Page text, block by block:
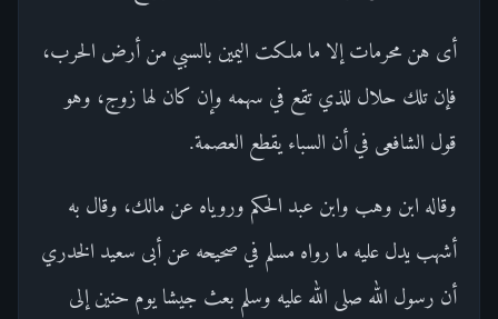
أى هن محرمات إلا ما ملكت اليمين بالسبي من أرض الحرب،
فإن تلك حلال للذي تقع في سهمه وإن كان لها زوج، وهو
قول الشافعى في أن السباء يقطع العصمة.
وقاله ابن وهب وابن عبد الحكم وروياه عن مالك، وقال به
أشهب يدل عليه ما رواه مسلم في صحيحه عن أبى سعيد الخدري
أن رسول الله صلى الله عليه وسلم بعث جيشا يوم حنين إلى